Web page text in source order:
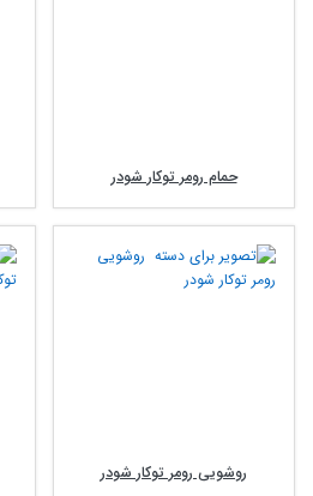
حمام رومر توکار شودر
روشویی رومر توکار شودر